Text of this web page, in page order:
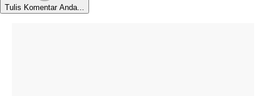
Tulis Komentar Anda...